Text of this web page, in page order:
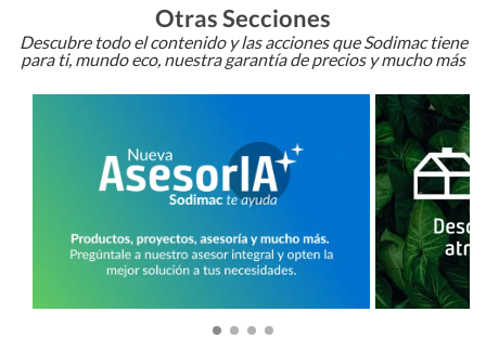
Otras Secciones
Descubre todo el contenido y las acciones que Sodimac tiene
para ti, mundo eco, nuestra garantía de precios y mucho más